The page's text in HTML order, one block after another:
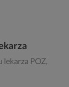
lekarza POZ,